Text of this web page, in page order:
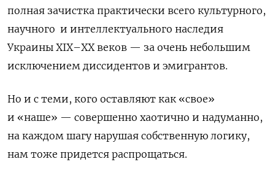
полная зачистка практически всего культурного,
научного и интеллектуального наследия
Украины XIX–XX веков — за очень небольшим
исключением диссидентов и эмигрантов.
Но и с теми, кого оставляют как «свое»
и «наше» — совершенно хаотично и надуманно,
на каждом шагу нарушая собственную логику,
нам тоже придется распрощаться.